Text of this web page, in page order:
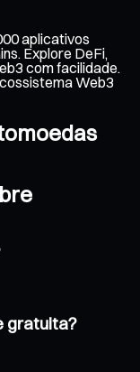
aplicativos
Explore DeFi,
com facilidade.
Web3
gratuita?